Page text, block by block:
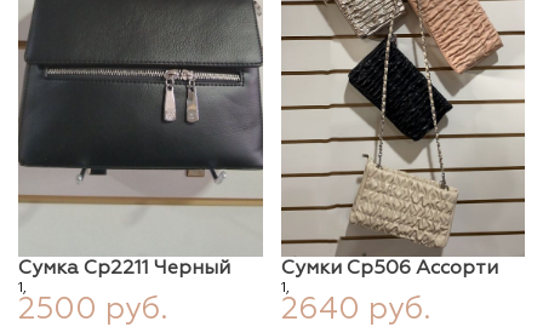
Сумка Ср2211 Черный
1,
2500 руб.
Сумки Ср506 Ассорти
1,
2640 руб.